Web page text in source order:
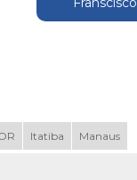
Itatiba Manaus